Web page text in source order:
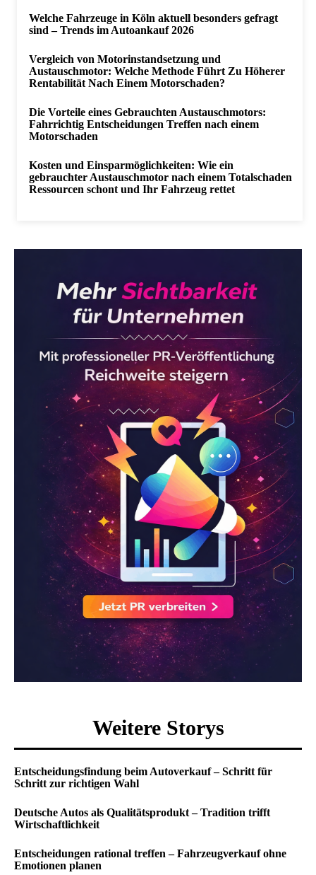
Welche Fahrzeuge in Köln aktuell besonders gefragt
sind – Trends im Autoankauf 2026
Vergleich von Motorinstandsetzung und
Austauschmotor: Welche Methode Führt Zu Höherer
Rentabilität Nach Einem Motorschaden?
Die Vorteile eines Gebrauchten Austauschmotors:
Fahrrichtig Entscheidungen Treffen nach einem
Motorschaden
Kosten und Einsparmöglichkeiten: Wie ein
gebrauchter Austauschmotor nach einem Totalschaden
Ressourcen schont und Ihr Fahrzeug rettet
Weitere Storys
Entscheidungsfindung beim Autoverkauf – Schritt für
Schritt zur richtigen Wahl
Deutsche Autos als Qualitätsprodukt – Tradition trifft
Wirtschaftlichkeit
Entscheidungen rational treffen – Fahrzeugverkauf ohne
Emotionen planen